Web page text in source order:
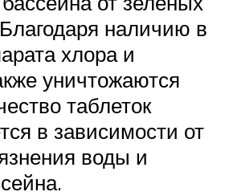
наличию в
хлора и
уничтожаются
таблеток
в зависимости от
воды и